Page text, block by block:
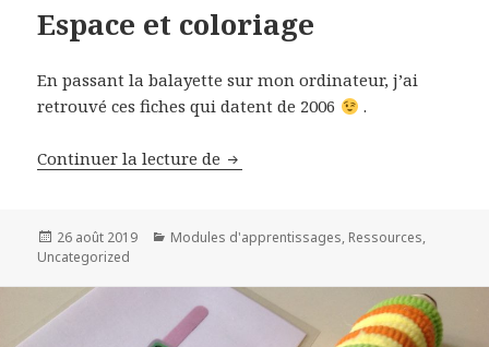
Espace et coloriage
En passant la balayette sur mon ordinateur, j’ai
retrouvé ces fiches qui datent de 2006
.
Continuer la lecture de Espace et coloriage
Publié
le
26 août 2019 Catégories
Modules d'apprentissages, Ressources,
Uncategorized